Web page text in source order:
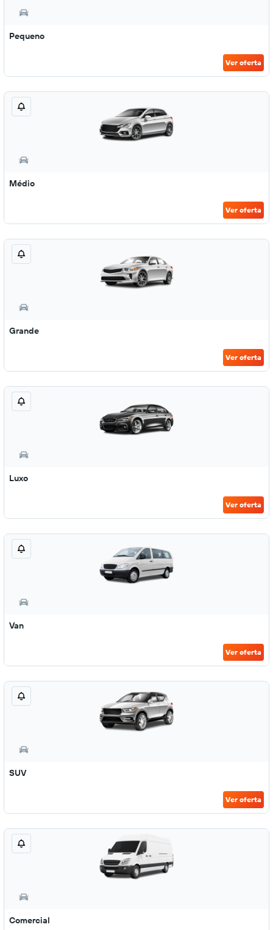
Pequeno
Ver oferta
Médio
Ver oferta
Grande
Ver oferta
Luxo
Ver oferta
Van
Ver oferta
SUV
Ver oferta
Comercial